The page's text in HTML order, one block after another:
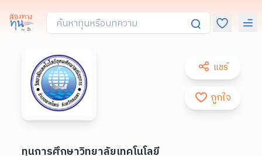
แชร์
ถูกใจ
ทุนการศึกษาวิทยาลัยเทคโนโลยี